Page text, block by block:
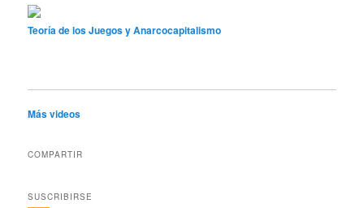
Teoría de los Juegos y Anarcocapitalismo
Más videos
COMPARTIR
SUSCRIBIRSE